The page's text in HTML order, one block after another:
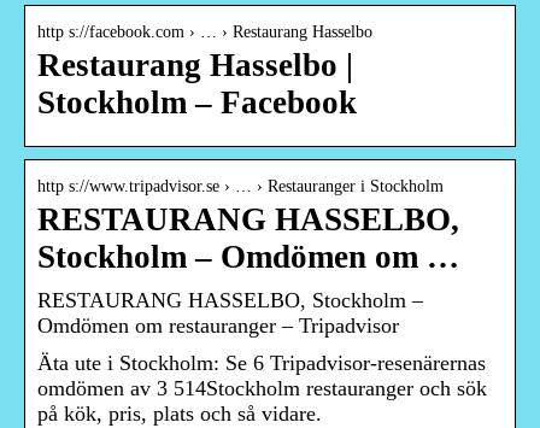
http s://facebook.com › … › Restaurang Hasselbo
Restaurang Hasselbo |
Stockholm – Facebook
http s://www.tripadvisor.se › … › Restauranger i Stockholm
RESTAURANG HASSELBO,
Stockholm – Omdömen om …
RESTAURANG HASSELBO, Stockholm –
Omdömen om restauranger – Tripadvisor
Äta ute i Stockholm: Se 6 Tripadvisor-resenärernas
omdömen av 3 514Stockholm restauranger och sök
på kök, pris, plats och så vidare.